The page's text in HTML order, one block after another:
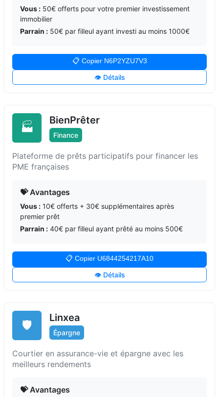
Vous : 50€ offerts pour votre premier investissement
immobilier
Parrain : 50€ par filleul ayant investi au moins 1000€
📋 Copier N6P2YZU7V3
👁️ Détails
🏭
BienPrêter
Finance
Plateforme de prêts participatifs pour financer les
PME françaises
💝 Avantages
Vous : 10€ offerts + 30€ supplémentaires après
premier prêt
Parrain : 40€ par filleul ayant prêté au moins 500€
📋 Copier U6844254217A10
👁️ Détails
🛡️
Linxea
Épargne
Courtier en assurance-vie et épargne avec les
meilleurs rendements
💝 Avantages